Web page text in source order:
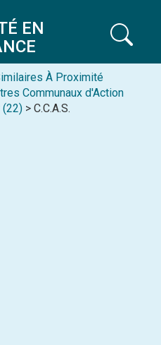
EN
À Proximité
Communaux d'Action
(22) > C.C.A.S.